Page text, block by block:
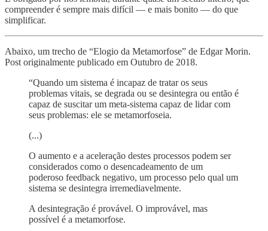
compreender é sempre mais difícil — e mais bonito — do que
simplificar.
Abaixo, um trecho de “Elogio da Metamorfose” de Edgar Morin.
Post originalmente publicado em Outubro de 2018.
“Quando um sistema é incapaz de tratar os seus
problemas vitais, se degrada ou se desintegra ou então é
capaz de suscitar um meta-sistema capaz de lidar com
seus problemas: ele se metamorfoseia.
(...)
O aumento e a aceleração destes processos podem ser
considerados como o desencadeamento de um
poderoso feedback negativo, um processo pelo qual um
sistema se desintegra irremediavelmente.
A desintegração é provável. O improvável, mas
possível é a metamorfose.